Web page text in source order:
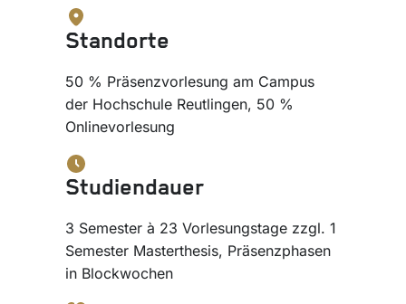
Standorte
50 % Präsenzvorlesung am Campus
der Hochschule Reutlingen, 50 %
Onlinevorlesung
Studiendauer
3 Semester à 23 Vorlesungstage zzgl. 1
Semester Masterthesis, Präsenzphasen
in Blockwochen